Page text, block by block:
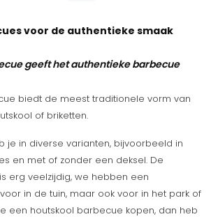
voor de authentieke smaak
geeft het authentieke barbecue
biedt de meest traditionele vorm van
of briketten.
je in diverse varianten, bijvoorbeeld in
en met of zonder een deksel. De
erg veelzijdig, we hebben een
in de tuin, maar ook voor in het park of
een houtskool barbecue kopen, dan heb